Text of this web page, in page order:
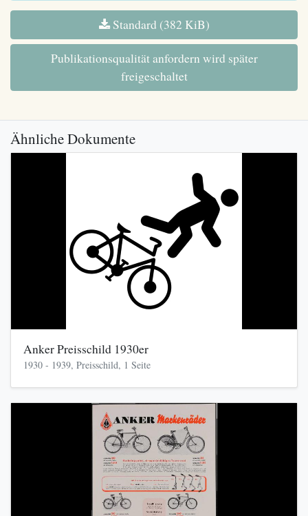
Standard (382 KiB)
Publikationsqualität anfordern wird später
freigeschaltet
Ähnliche Dokumente
Anker Preisschild 1930er
1930 - 1939, Preisschild, 1 Seite